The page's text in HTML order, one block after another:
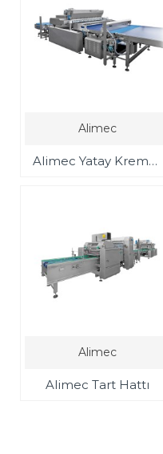
Alimec
Alimec Yatay Krema,Sos Enjeksiyon Sistemi
Alimec
Alimec Tart Hattı